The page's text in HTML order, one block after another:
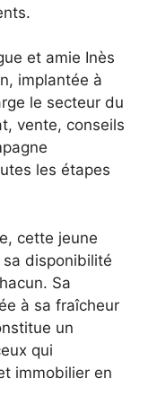
et amie Inès
implantée à
le secteur du
vente, conseils
les étapes
cette jeune
disponibilité
Sa
à sa fraîcheur
un
qui
immobilier en